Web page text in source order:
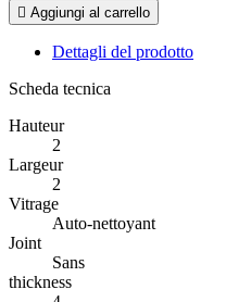
 Aggiungi al carrello
Dettagli del prodotto
Scheda tecnica
Hauteur
2
Largeur
2
Vitrage
Auto-nettoyant
Joint
Sans
thickness